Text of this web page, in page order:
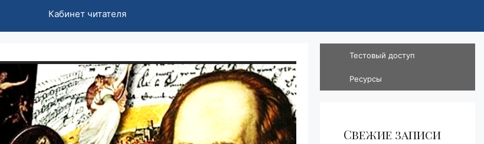
Кабинет читателя
Тестовый доступ
Ресурсы
Свежие записи